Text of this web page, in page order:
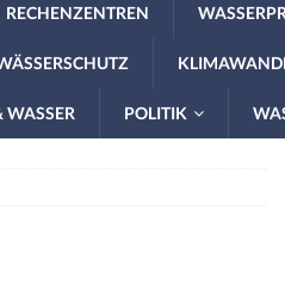
RECHENZENTREN
WASSER POLITIK